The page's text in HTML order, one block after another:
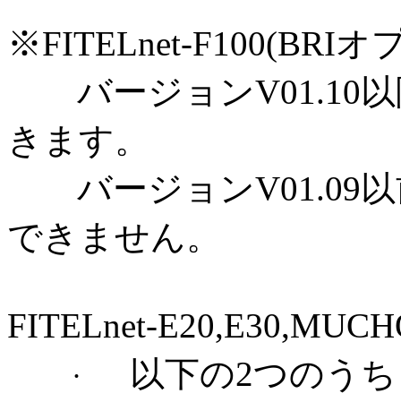
※FITELnet-F100(BRIオ
バージョンV01.10以
きます。
バージョンV01.09以
できません。
FITELnet-
· 以下の2つのう